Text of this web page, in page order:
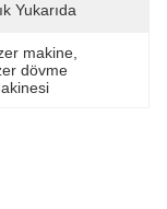
Yukarıda
makine
dövme